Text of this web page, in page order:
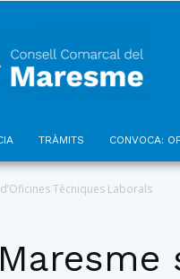
TRÀMITS CONVOCA:
Tècniques Laborals